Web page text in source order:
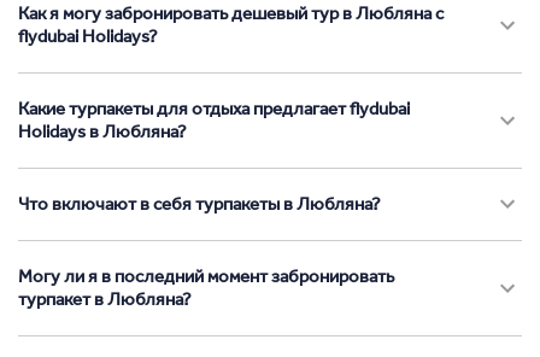
Как я могу забронировать дешевый тур в Любляна с
flydubai Holidays?
Какие турпакеты для отдыха предлагает flydubai
Holidays в Любляна?
Что включают в себя турпакеты в Любляна?
Могу ли я в последний момент забронировать
турпакет в Любляна?